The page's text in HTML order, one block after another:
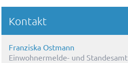
Kontakt
Franziska Ostmann
Einwohnermelde- und Standesamt